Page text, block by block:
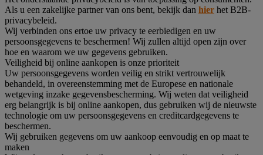
Als u een zakelijke partner van ons bent, bekijk dan hier het B2B-
privacybeleid.
Wij verbinden ons ertoe uw privacy te eerbiedigen en uw
persoonsgegevens te beschermen! Wij zullen altijd open zijn over
hoe en waarom we uw gegevens gebruiken.
Veiligheid bij online aankopen is onze prioriteit
Uw persoonsgegevens worden veilig en strikt vertrouwelijk
behandeld, in overeenstemming met de Europese en nationale
wetgeving inzake gegevensbescherming. Wij weten dat veiligheid
erg belangrijk is bij online aankopen, dus gebruiken wij de nieuwste
technologie om uw persoonsgegevens en creditcardgegevens te
beschermen.
Wij gebruiken gegevens om uw aankoop eenvoudig en op maat te
maken